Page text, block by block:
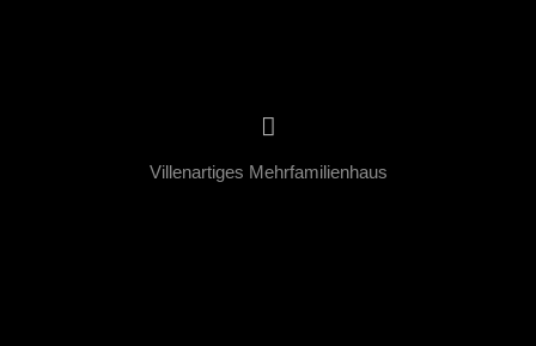
Villenartiges Mehrfamilienhaus